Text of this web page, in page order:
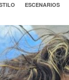
ESCENARIOS